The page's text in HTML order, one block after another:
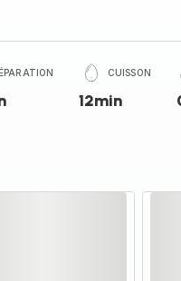
CUISSON
12min